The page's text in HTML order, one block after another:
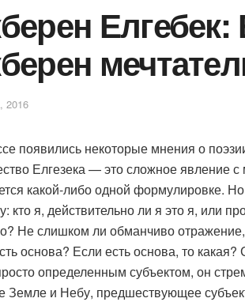
Елгебек:
2016
появились некоторые мнения о
Елгезека — это сложное явление
какой-либо одной формулировке.
кто я, действительно ли я это я, или
Не слишком ли обманчиво
основа? Если есть основа, то
определенным субъектом, он
Земле и Небу, предшествующее